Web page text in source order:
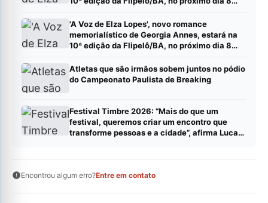
'A Voz de Elza Lopes', novo romance
memorialístico de Georgia Annes, estará na
10ª edição da Flipelô/BA, no próximo dia 8
Atletas que são irmãos sobem juntos no pódio
do Campeonato Paulista de Breaking
Festival Timbre 2026: “Mais do que um
festival, queremos criar um encontro que
transforme pessoas e a cidade”, afirma Lucas
Encontrou algum erro?Entre em contato